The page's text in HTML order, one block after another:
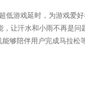
低游戏延时，为游戏爱
，让汗水和小雨不再是
够陪伴用户完成马拉松